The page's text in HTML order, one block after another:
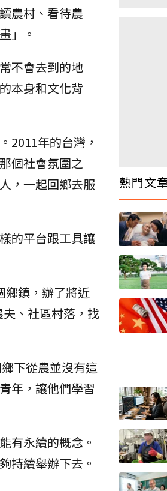
農村、看待農
」。
不會去到的地
本身和文化背
2011年的台灣，
個社會氛圍之
，一起回鄉去服
的平台跟工具讓
鄉鎮，辦了將近
、社區村落，找
下從農並沒有這
年，讓他們學習
有永續的概念。
持續舉辦下去。
熱門文